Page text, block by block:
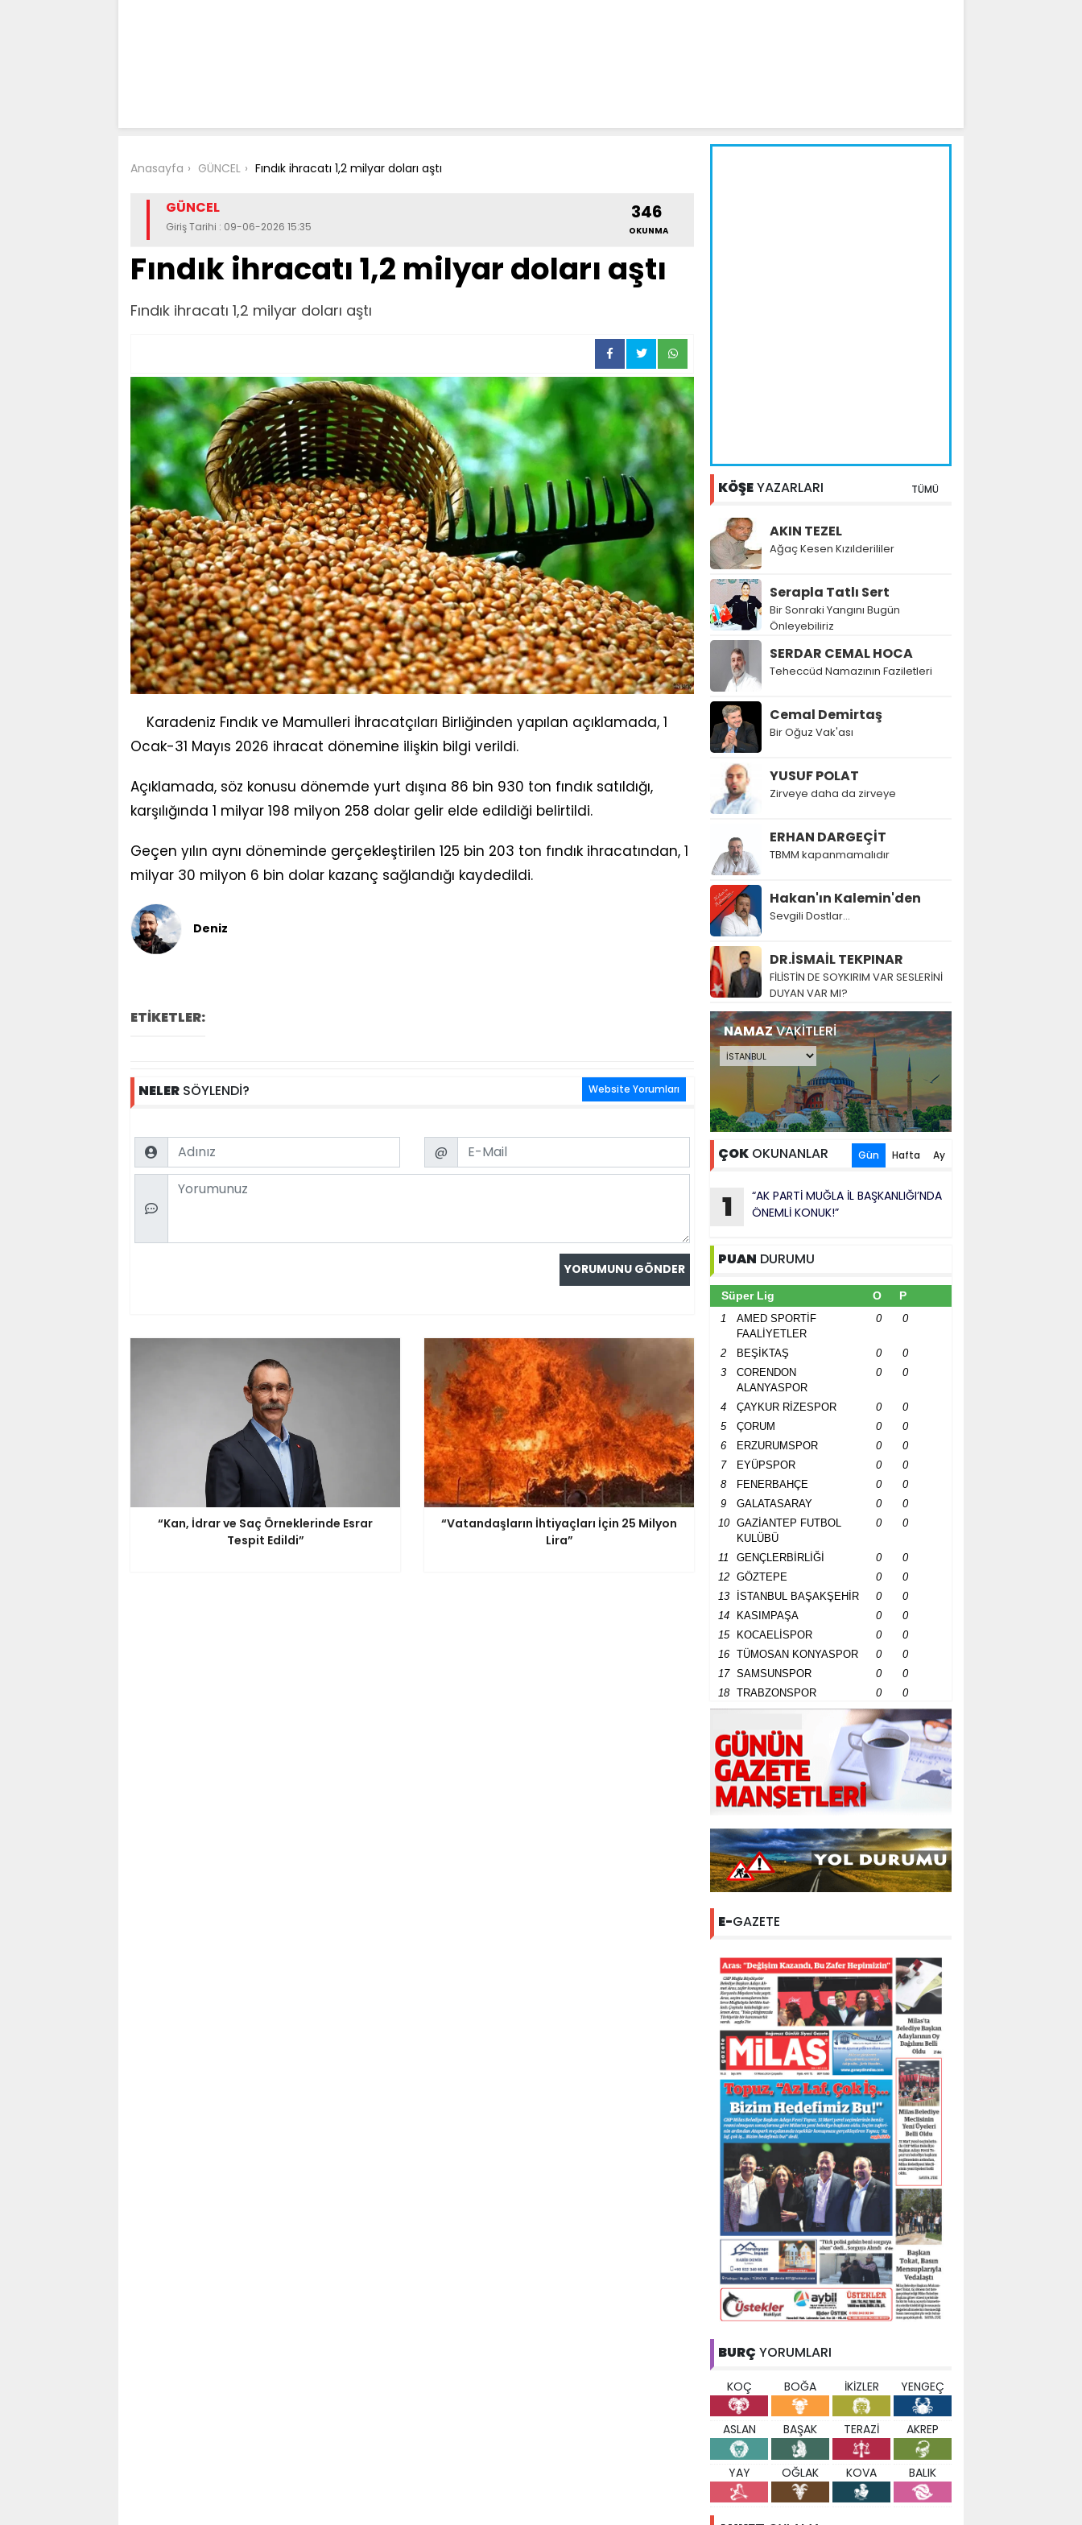
Anasayfa GÜNCEL Fındık ihracatı 1,2 milyar doları aştı
GÜNCEL
Giriş Tarihi : 09-06-2026 15:35
346
OKUNMA
Fındık ihracatı 1,2 milyar doları aştı
Fındık ihracatı 1,2 milyar doları aştı
Karadeniz Fındık ve Mamulleri İhracatçıları Birliğinden yapılan açıklamada, 1
Ocak-31 Mayıs 2026 ihracat dönemine ilişkin bilgi verildi.
Açıklamada, söz konusu dönemde yurt dışına 86 bin 930 ton fındık satıldığı,
karşılığında 1 milyar 198 milyon 258 dolar gelir elde edildiği belirtildi.
Geçen yılın aynı döneminde gerçekleştirilen 125 bin 203 ton fındık ihracatından, 1
milyar 30 milyon 6 bin dolar kazanç sağlandığı kaydedildi.
Deniz
ETİKETLER:
NELER SÖYLENDİ? Website Yorumları
Name Email
@
Comment
“Kan, İdrar ve Saç Örneklerinde Esrar
Tespit Edildi”
“Vatandaşların İhtiyaçları İçin 25 Milyon
Lira”
KÖŞEYAZARLARI TÜMÜ
AKIN TEZEL
Ağaç Kesen Kızılderililer
Serapla Tatlı Sert
Bir Sonraki Yangını Bugün
Önleyebiliriz
SERDAR CEMAL HOCA
Teheccüd Namazının Faziletleri
Cemal Demirtaş
Bir Oğuz Vak'ası
YUSUF POLAT
Zirveye daha da zirveye
ERHAN DARGEÇİT
TBMM kapanmamalıdır
Hakan'ın Kalemin'den
Sevgili Dostlar...
DR.İSMAİL TEKPINAR
FİLİSTİN DE SOYKIRIM VAR SESLERİNİ
DUYAN VAR MI?
NAMAZVAKİTLERİ
ÇOK OKUNANLAR Gün Hafta Ay
1
“AK PARTİ MUĞLA İL BAŞKANLIĞI’NDA
ÖNEMLİ KONUK!”
PUAN DURUMU
Süper Lig O P
1
AMED SPORTİF
FAALİYETLER
0 0
2 BEŞİKTAŞ 0
0
3
CORENDON
ALANYASPOR
0 0
4 ÇAYKUR RİZESPOR 0
0
5
ÇORUM 0
0
6
ERZURUMSPOR 0
0
7
EYÜPSPOR 0
0
8
FENERBAHÇE 0
0
9
GALATASARAY 0
0
10
GAZİANTEP FUTBOL
KULÜBÜ
0 0
11 GENÇLERBİRLİĞİ 0
0
12
GÖZTEPE 0
0
13
İSTANBUL BAŞAKŞEHİR 0
0
14
KASIMPAŞA 0
0
15
KOCAELİSPOR 0
0
16
TÜMOSAN KONYASPOR 0
0
17
SAMSUNSPOR 0
0
18
TRABZONSPOR 0 0
E-GAZETE
BURÇ YORUMLARI
KOÇ BOĞA İKİZLER YENGEÇ
ASLAN BAŞAK TERAZİ AKREP
YAY OĞLAK KOVA BALIK